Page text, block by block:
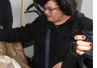
con el apoyo
y del Congreso